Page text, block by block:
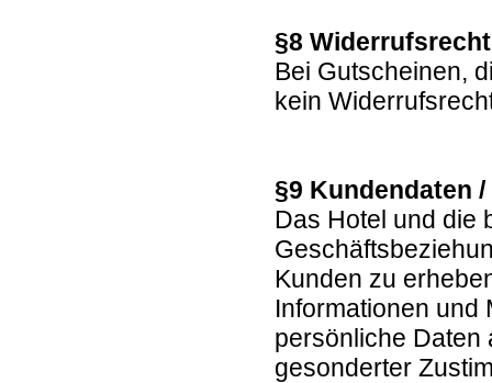
§8
Bei Gutscheinen,
kein
§9 Kundendaten
Das Hotel und die
Kunden zu
Informationen und
persönliche Daten
gesonderter